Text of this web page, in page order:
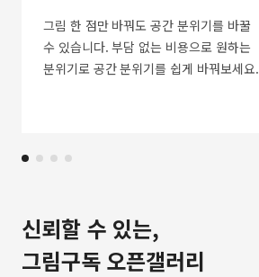
그림 한 점만 바꿔도 공간 분위기를 바꿀
수 있습니다. 부담 없는 비용으로 원하는
분위기로 공간 분위기를 쉽게 바꿔보세요.
신뢰할 수 있는,
그림구독 오픈갤러리